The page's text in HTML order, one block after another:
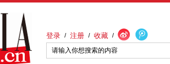
登录 / 注册 / 收藏 /